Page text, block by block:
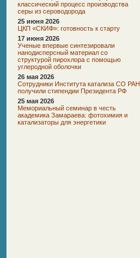
классический процесс производства
серы из сероводорода
25 июня 2026
ЦКП «СКИФ»: готовность к старту
17 июня 2026
Ученые впервые синтезировали
нанодисперсный материал со
структурой пирохлора с помощью
углеродной оболочки
26 мая 2026
Сотрудники Института катализа СО РАН
получили стипендии Президента РФ
25 мая 2026
Мемориальный семинар в честь
академика Замараева: фотохимия и
катализаторы для энергетики